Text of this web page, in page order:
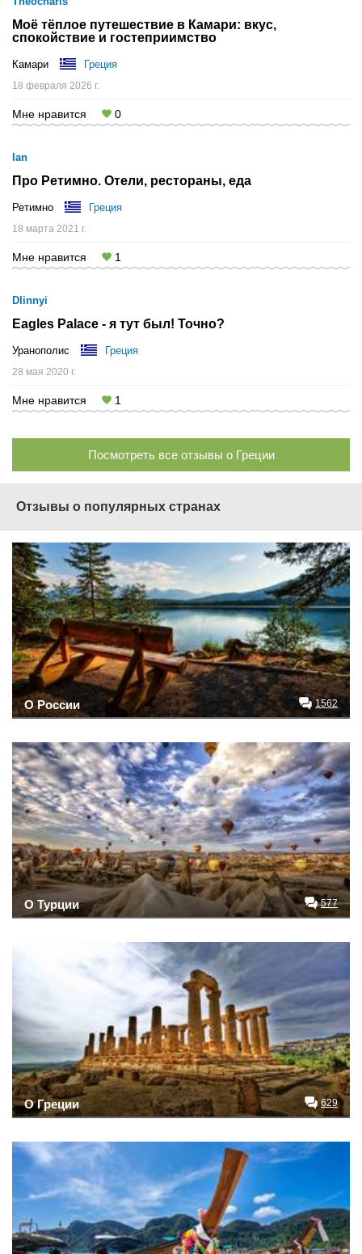
Моё тёплое путешествие в Камари: вкус,
спокойствие и гостеприимство
Камари Греция
18 февраля 2026 г.
Мне нравится 0
Ian
Про Ретимно. Отели, рестораны, еда
Ретимно Греция
18 марта 2021 г.
Мне нравится 1
Dlinnyi
Eagles Palace - я тут был! Точно?
Уранополис Греция
28 мая 2020 г.
Мне нравится 1
Посмотреть все отзывы о Греции
Отзывы о популярных странах
О России 1562
О Турции 577
О Греции 629